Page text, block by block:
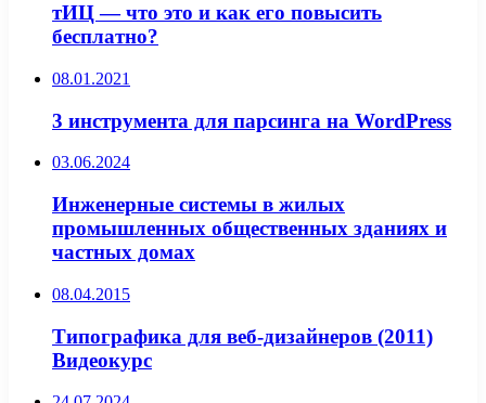
тИЦ — что это и как его повысить
бесплатно?
08.01.2021
3 инструмента для парсинга на WordPress
03.06.2024
Инженерные системы в жилых
промышленных общественных зданиях и
частных домах
08.04.2015
Типографика для веб-дизайнеров (2011)
Видеокурс